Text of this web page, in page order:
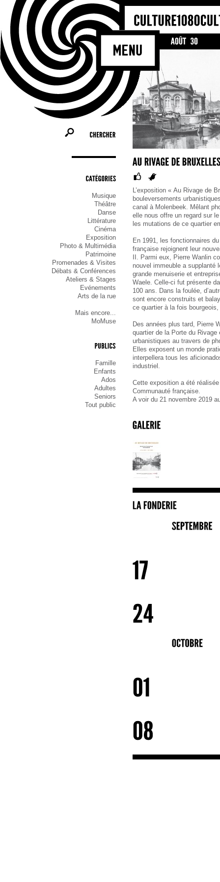
Musique
Théâtre
Danse
Littérature
Cinéma
Exposition
Photo & Multimédia
Patrimoine
Promenades & Visites
Débats & Conférences
Ateliers & Stages
Evénements
Arts de la rue
Mais encore...
MoMuse
Famille
Enfants
Ados
Adultes
Seniors
Tout public
L’exposition « Au Rivage de
bouleversements
canal à Molenbeek. Mêlant
elle nous offre un regard sur
les mutations de ce quartier
En 1991, les fonctionnaires
française rejoignent leur
II. Parmi eux, Pierre Wanlin
nouvel immeuble a supplanté
grande menuiserie et
Waele. Celle-ci fut présente
100 ans. Dans la foulée,
sont encore construits et
ce quartier à la fois
Des années plus tard, Pierre
quartier de la Porte du
urbanistiques au travers de
Elles exposent un monde
interpellera tous les
industriel.
Cette exposition a été
Communauté française.
A voir du 21 novembre 2019